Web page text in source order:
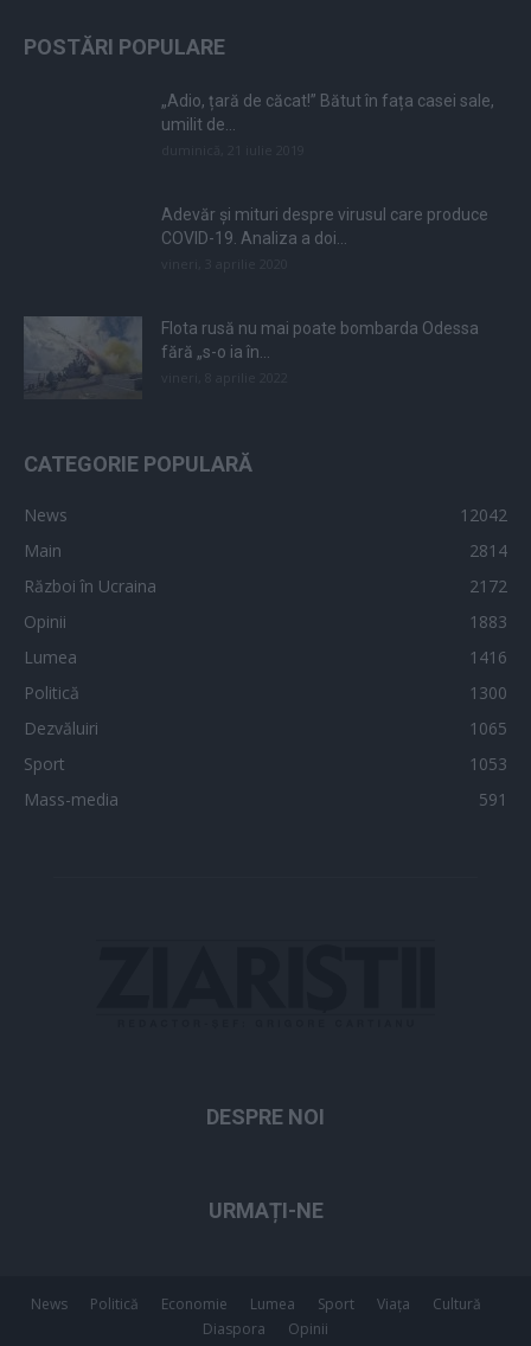
POSTĂRI POPULARE
„Adio, țară de căcat!” Bătut în fața casei sale,
umilit de...
Adevăr și mituri despre virusul care produce
COVID-19. Analiza a doi...
Flota rusă nu mai poate bombarda Odessa
fără „s-o ia în...
CATEGORIE POPULARĂ
News
12042
Main
2814
Război în Ucraina
2172
Opinii
1883
Lumea
1416
Politică
1300
Dezvăluiri
1065
Sport
1053
Mass-media
591
DESPRE NOI
URMAȚI-NE
News Politică Economie Lumea Sport Viața
Cultură
Diaspora
Opinii